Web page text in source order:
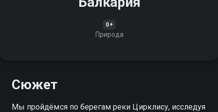
0+
Природа
Сюжет
Мы пройдёмся по берегам реки Цирклису, исследуя